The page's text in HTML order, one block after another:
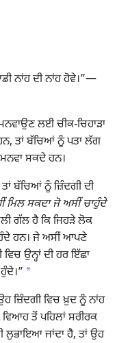
ਨਾਂਹ ਦੀ ਨਾਂਹ ਹੋਵੇ।”​—
ਲਈ ਚੀਕ-ਚਿਹਾੜਾ
ਤਾਂ ਬੱਚਿਆਂ ਨੂੰ ਪਤਾ ਲੱਗ
ਸਕਦੇ ਹਨ।
ਬੱਚਿਆਂ ਨੂੰ ਜ਼ਿੰਦਗੀ ਦੀ
ਮਿਲ ਸਕਦਾ ਜੋ ਅਸੀਂ ਚਾਹੁੰਦੇ
ਗੱਲ ਹੈ ਕਿ ਜਿਹੜੇ ਲੋਕ
ਹਨ। ਜੇ ਅਸੀਂ ਆਪਣੇ
ਉਨ੍ਹਾਂ ਦੀ ਹਰ ਇੱਛਾ
a
ਜ਼ਿੰਦਗੀ ਵਿਚ ਖ਼ੁਦ ਨੂੰ ਨਾਂਹ
ਤੋਂ ਪਹਿਲਾਂ ਸਰੀਰਕ
ਜਾਂਦਾ ਹੈ, ਤਾਂ ਉਹ